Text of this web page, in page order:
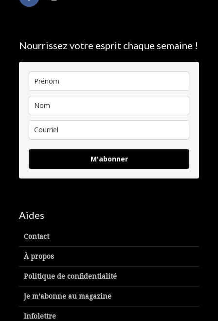
Nourrissez votre esprit chaque semaine !
M'abonner
Aides
Contact
À propos
Politique de confidentialité
Je m’abonne au magazine
Infolettre